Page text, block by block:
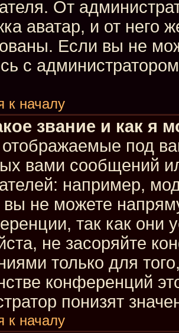
От
аватар, и от него
Если вы не
с
к началу
звание и как я
под
вами сообщений
например,
не можете
так как они
не засоряйте
только для
конференций
понизят
к началу